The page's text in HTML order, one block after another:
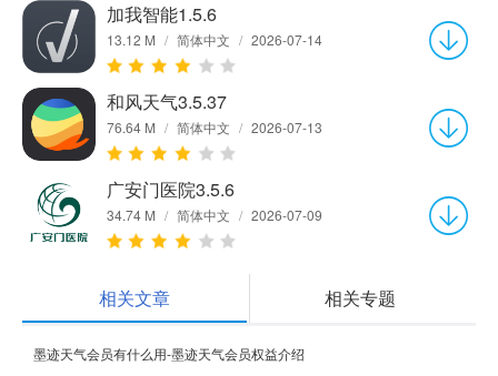
加我智能1.5.6
13.12 M / 简体中文 / 2026-07-14
和风天气3.5.37
76.64 M / 简体中文 / 2026-07-13
广安门医院3.5.6
34.74 M / 简体中文 / 2026-07-09
相关文章 相关专题
墨迹天气会员有什么用-墨迹天气会员权益介绍